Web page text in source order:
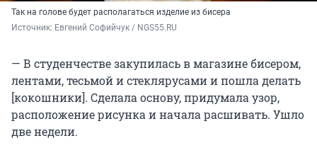
Так на голове будет располагаться изделие из бисера
Источник: Евгений Софийчук / NGS55.RU
— В студенчестве закупилась в магазине бисером,
лентами, тесьмой и стеклярусами и пошла делать
[кокошники]. Сделала основу, придумала узор,
расположение рисунка и начала расшивать. Ушло
две недели.